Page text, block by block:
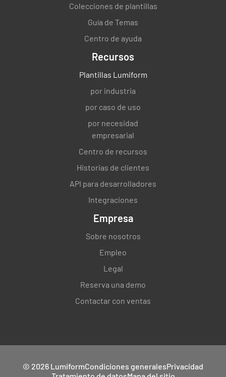
Colecciones de plantillas
Guía de Temas
Centro de ayuda
Recursos
Plantillas Lumiform
por industria
por caso de uso
por necesidad
empresarial
Centro de recursos
Historias de clientes
API para desarrolladores
Integraciones
Empresa
Sobre nosotros
Empleo
Legal
Reserva una demo
Contactar con ventas
© 2026 LumiformCondiciones generalesPrivacidad